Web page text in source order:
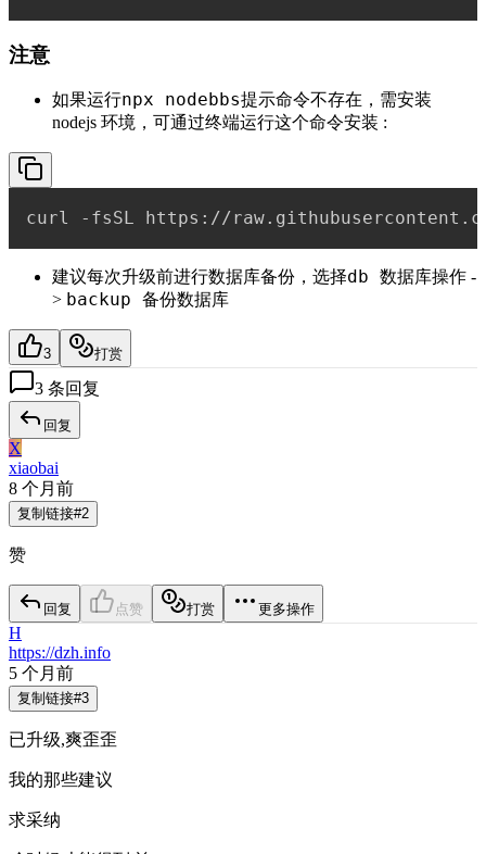
注意
如果运行npx nodebbs提示命令不存在，需安装
nodejs 环境，可通过终端运行这个命令安装 :
建议每次升级前进行数据库备份，选择db 数据库操作 -
> backup 备份数据库
3 打赏
3 条回复
回复
X
xiaobai
8 个月前
复制链接#2
赞
回复 点赞 打赏 更多操作
H
https://dzh.info
5 个月前
复制链接#3
已升级,爽歪歪
我的那些建议
求采纳